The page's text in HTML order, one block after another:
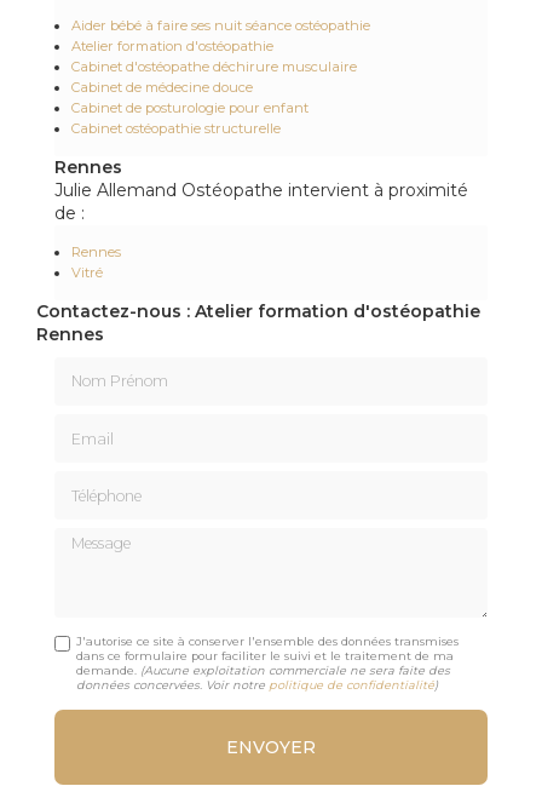
Aider bébé à faire ses nuit séance ostéopathie
Atelier formation d'ostéopathie
Cabinet d'ostéopathe déchirure musculaire
Cabinet de médecine douce
Cabinet de posturologie pour enfant
Cabinet ostéopathie structurelle
Rennes
Julie Allemand Ostéopathe intervient à proximité
de :
Rennes
Vitré
Contactez-nous : Atelier formation d'ostéopathie
Rennes
Message
J'autorise ce site à conserver l'ensemble des données transmises
dans ce formulaire pour faciliter le suivi et le traitement de ma
demande. (Aucune exploitation commerciale ne sera faite des
données concervées. Voir notre politique de confidentialité)